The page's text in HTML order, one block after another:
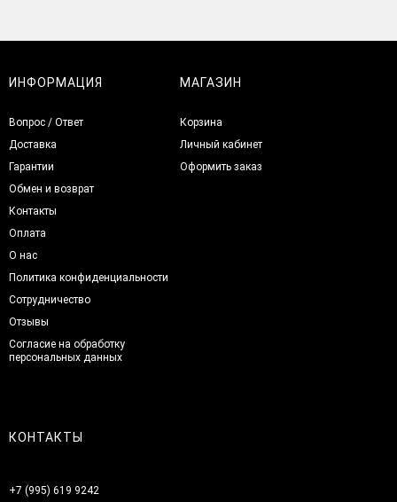
ИНФОРМАЦИЯ
Вопрос / Ответ
Доставка
Гарантии
Обмен и возврат
Контакты
Оплата
О нас
Политика конфиденциальности
Сотрудничество
Отзывы
Согласие на обработку
персональных данных
МАГАЗИН
Корзина
Личный кабинет
Оформить заказ
КОНТАКТЫ
+7 (995) 619 9242